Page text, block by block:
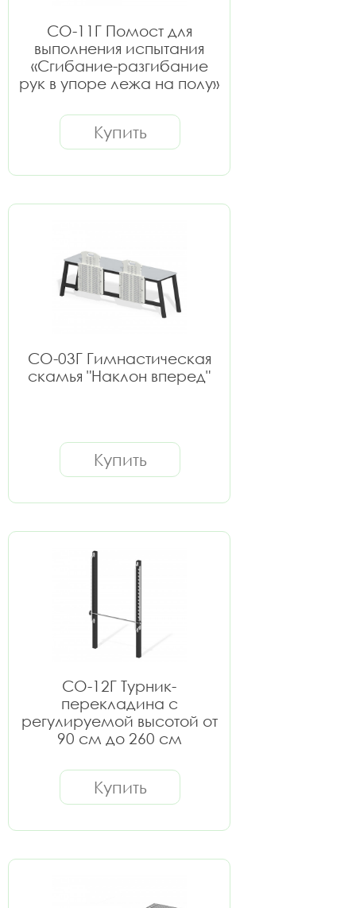
СО-11Г Помост для
выполнения испытания
«Сгибание-разгибание
рук в упоре лежа на полу»
Купить
СО-03Г Гимнастическая
скамья "Наклон вперед"
Купить
СО-12Г Турник-
перекладина с
регулируемой высотой от
90 см до 260 см
Купить